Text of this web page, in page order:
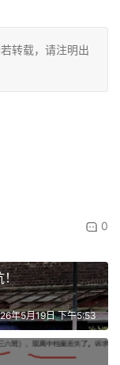
转载，请注明出
0
！
年5月19日 下午5:53